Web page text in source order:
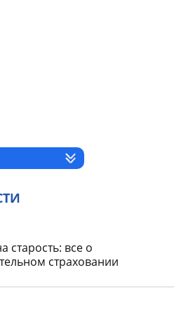
старость: все о
страховании